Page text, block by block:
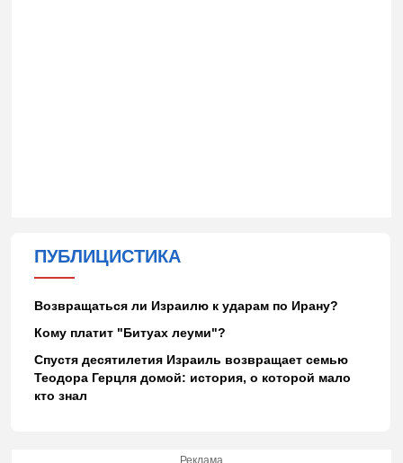
ПУБЛИЦИСТИКА
Возвращаться ли Израилю к ударам по Ирану?
Кому платит "Битуах леуми"?
Спустя десятилетия Израиль возвращает семью
Теодора Герцля домой: история, о которой мало
кто знал
Реклама